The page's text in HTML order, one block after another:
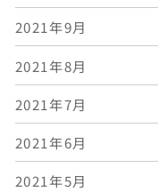
2021年9月
2021年8月
2021年7月
2021年6月
2021年5月